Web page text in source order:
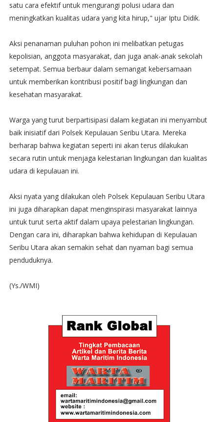
satu cara efektif untuk mengurangi polusi udara dan
meningkatkan kualitas udara yang kita hirup," ujar Iptu Didik.
Aksi penanaman puluhan pohon ini melibatkan petugas
kepolisian, anggota masyarakat, dan juga anak-anak sekolah
setempat. Semua berbaur dalam semangat kebersamaan
untuk memberikan kontribusi positif bagi lingkungan dan
kesehatan masyarakat.
Warga yang turut berpartisipasi dalam kegiatan ini menyambut
baik inisiatif dari Polsek Kepulauan Seribu Utara. Mereka
berharap bahwa kegiatan seperti ini akan terus dilakukan
secara rutin untuk menjaga kelestarian lingkungan dan kualitas
udara di kepulauan ini.
Aksi nyata yang dilakukan oleh Polsek Kepulauan Seribu Utara
ini juga diharapkan dapat menginspirasi masyarakat lainnya
untuk turut serta aktif dalam upaya pelestarian lingkungan.
Dengan cara ini, diharapkan bahwa kehidupan di Kepulauan
Seribu Utara akan semakin sehat dan nyaman bagi semua
penduduknya.
(Ys./WMI)